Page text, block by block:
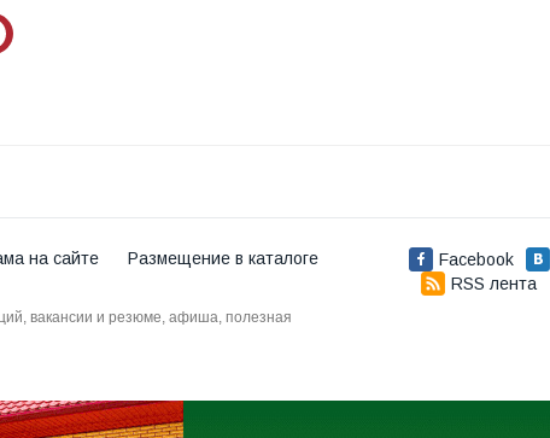
на сайте Размещение в каталоге
вакансии и резюме, афиша, полезная
Facebook
RSS лента